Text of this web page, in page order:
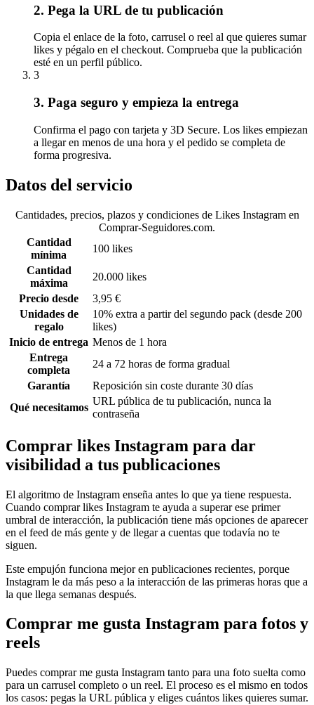
2. Pega la URL de tu publicación
Copia el enlace de la foto, carrusel o reel al que quieres sumar
likes y pégalo en el checkout. Comprueba que la publicación
esté en un perfil público.
3
3. Paga seguro y empieza la entrega
Confirma el pago con tarjeta y 3D Secure. Los likes empiezan
a llegar en menos de una hora y el pedido se completa de
forma progresiva.
Datos del servicio
Cantidades, precios, plazos y condiciones de Likes Instagram en
Comprar-Seguidores.com.
Cantidad
mínima
100 likes
Cantidad
máxima
20.000 likes
Precio desde
3,95 €
Unidades de
regalo
10% extra a partir del segundo pack (desde 200
likes)
Inicio de entrega Menos de 1 hora
Entrega
completa
24 a 72 horas de forma gradual
Garantía
Reposición sin coste durante 30 días
Qué necesitamos
URL pública de tu publicación, nunca la
contraseña
Comprar likes Instagram para dar
visibilidad a tus publicaciones
El algoritmo de Instagram enseña antes lo que ya tiene respuesta.
Cuando comprar likes Instagram te ayuda a superar ese primer
umbral de interacción, la publicación tiene más opciones de aparecer
en el feed de más gente y de llegar a cuentas que todavía no te
siguen.
Este empujón funciona mejor en publicaciones recientes, porque
Instagram le da más peso a la interacción de las primeras horas que a
la que llega semanas después.
Comprar me gusta Instagram para fotos y
reels
Puedes comprar me gusta Instagram tanto para una foto suelta como
para un carrusel completo o un reel. El proceso es el mismo en todos
los casos: pegas la URL pública y eliges cuántos likes quieres sumar.